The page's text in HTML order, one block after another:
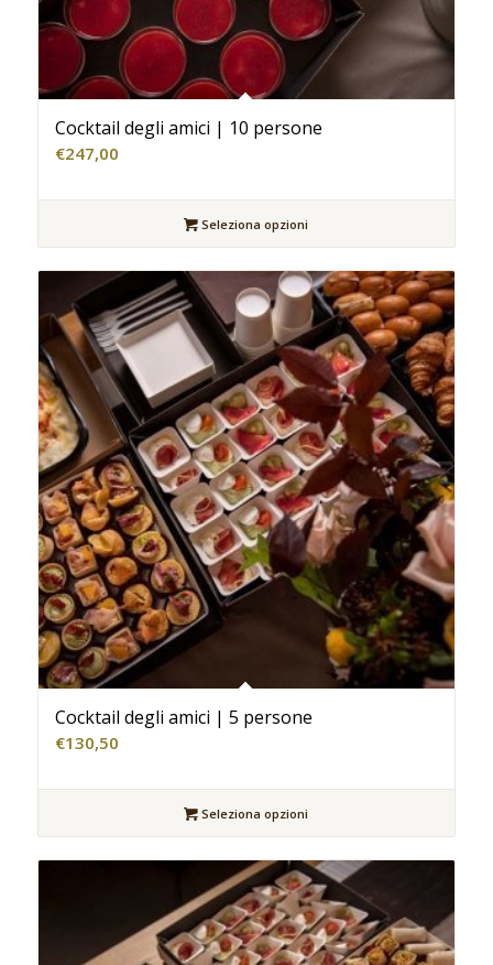
Cocktail degli amici | 10 persone
€247,00
Seleziona opzioni
Cocktail degli amici | 5 persone
€130,50
Seleziona opzioni